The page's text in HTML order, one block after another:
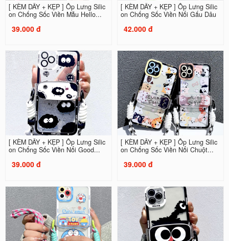
[ KÈM DÂY + KẸP ] Ốp Lưng Silic
on Chống Sốc Viền Mẫu Hello...
39.000 đ
[ KÈM DÂY + KẸP ] Ốp Lưng Silic
on Chống Sốc Viền Nổi Gấu Dâu
42.000 đ
[ KÈM DÂY + KẸP ] Ốp Lưng Silic
on Chống Sốc Viền Nổi Good...
39.000 đ
[ KÈM DÂY + KẸP ] Ốp Lưng Silic
on Chống Sốc Viền Nổi Chuột...
39.000 đ